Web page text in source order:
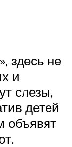
здесь не
и
слезы,
детей
объявят